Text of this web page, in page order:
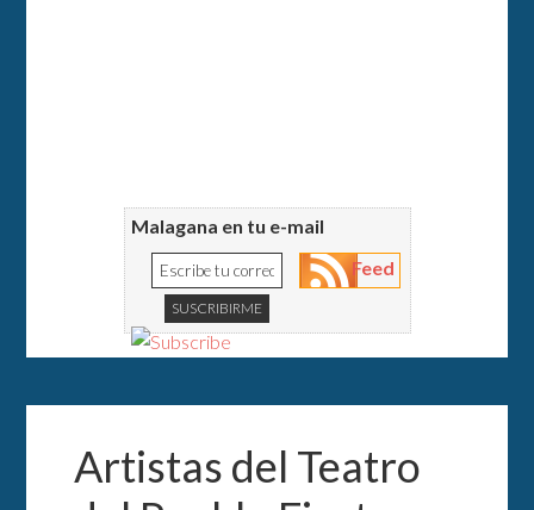
Malagana en tu e-mail
Feed
Artistas del Teatro